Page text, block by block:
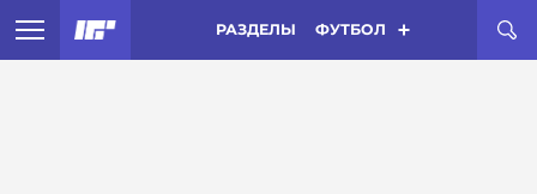
РАЗДЕЛЫ ФУТБОЛ